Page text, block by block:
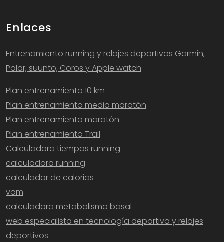
Enlaces
Entrenamiento running y relojes deportivos Garmin,
Polar, suunto, Coros y Apple watch
Plan entrenamiento 10 km
Plan entrenamiento media maratón
Plan entrenamiento maratón
Plan entrenamiento Trail
Calculadora tiempos running
calculadora running
calculador de calorias
vam
calculadora metabolismo basal
web especialista en tecnología deportiva y relojes
deportivos